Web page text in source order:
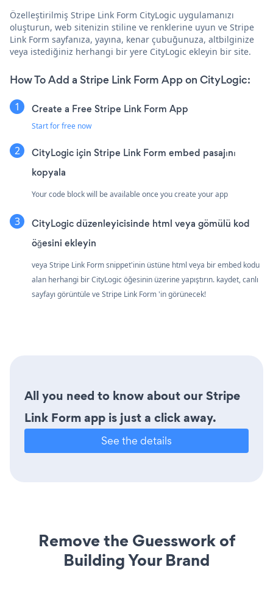
Özelleştirilmiş Stripe Link Form CityLogic uygulamanızı
oluşturun, web sitenizin stiline ve renklerine uyun ve Stripe
Link Form sayfanıza, yayına, kenar çubuğunuza, altbilginize
veya istediğiniz herhangi bir yere CityLogic ekleyin bir site.
How To Add a Stripe Link Form App on CityLogic:
Create a Free Stripe Link Form App
Start for free now
CityLogic için Stripe Link Form embed pasajını
kopyala
Your code block will be available once you create your app
CityLogic düzenleyicisinde html veya gömülü kod
öğesini ekleyin
veya Stripe Link Form snippet'inin üstüne html veya bir embed kodu
alan herhangi bir CityLogic öğesinin üzerine yapıştırın. kaydet, canlı
sayfayı görüntüle ve Stripe Link Form 'in görünecek!
All you need to know about our Stripe
Link Form app is just a click away.
See the details
Remove the Guesswork of
Building Your Brand